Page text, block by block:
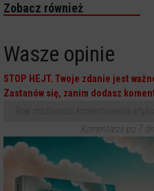
Zobacz również
Wasze opinie
STOP HEJT. Twoje zdanie jest
Zastanów się, zanim dodasz
Komentarze po 7